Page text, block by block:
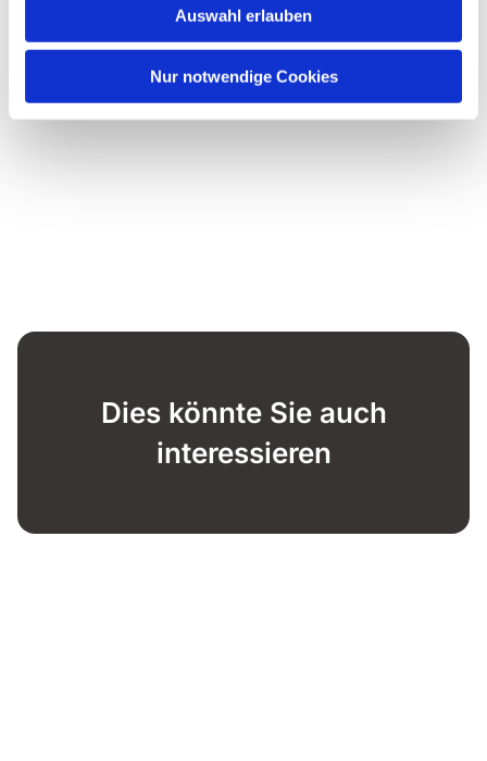
Auswahl erlauben
Nur notwendige Cookies
Dies könnte Sie auch
interessieren